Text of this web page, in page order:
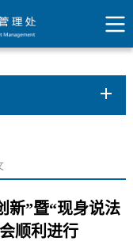
新”暨“现身说法
顺利进行